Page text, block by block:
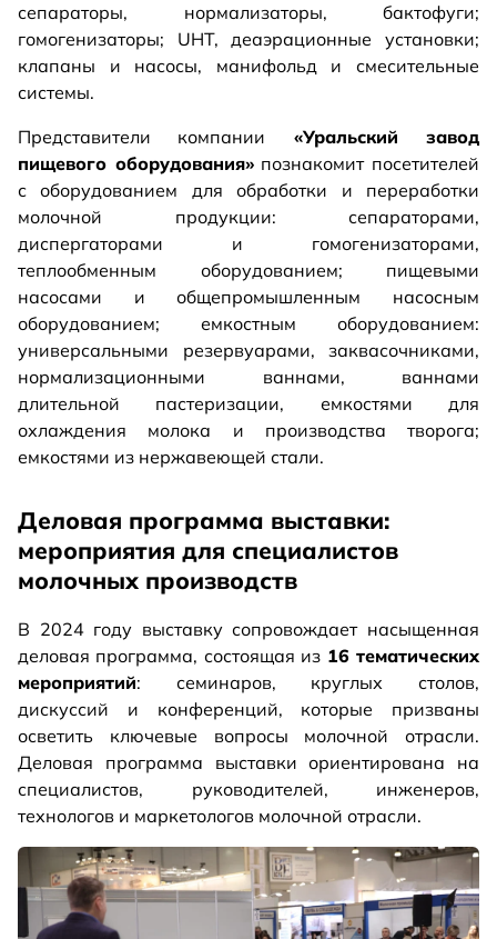
сепараторы, нормализаторы, бактофуги;
гомогенизаторы; UHT, деаэрационные установки;
клапаны и насосы, манифольд и смесительные
системы.
Представители компании «Уральский завод
пищевого оборудования»познакомит посетителей
с оборудованием для обработки и переработки
молочной продукции: сепараторами,
диспергаторами и гомогенизаторами,
теплообменным оборудованием; пищевыми
насосами и общепромышленным насосным
оборудованием; емкостным оборудованием:
универсальными резервуарами, заквасочниками,
нормализационными ваннами, ваннами
длительной пастеризации, емкостями для
охлаждения молока и производства творога;
емкостями из нержавеющей стали.
Деловая программа выставки:
мероприятия для специалистов
молочных производств
В 2024 году выставку сопровождает насыщенная
деловая программа, состоящая из 16 тематических
мероприятий: семинаров, круглых столов,
дискуссий и конференций, которые призваны
осветить ключевые вопросы молочной отрасли.
Деловая программа выставки ориентирована на
специалистов, руководителей, инженеров,
технологов и маркетологов молочной отрасли.